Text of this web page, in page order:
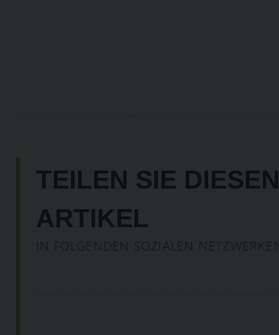
TEILEN SIE DIESEN
ARTIKEL